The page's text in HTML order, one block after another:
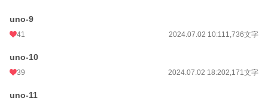
uno-9
41 2024.07.02 10:111,736文字
uno-10
39 2024.07.02 18:202,171文字
uno-11